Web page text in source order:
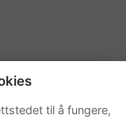
til å fungere,